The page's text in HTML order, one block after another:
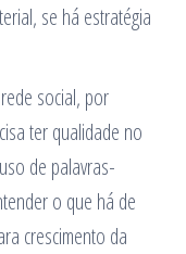
se há estratégia
social, por
ter qualidade no
de palavras-
o que há de
crescimento da